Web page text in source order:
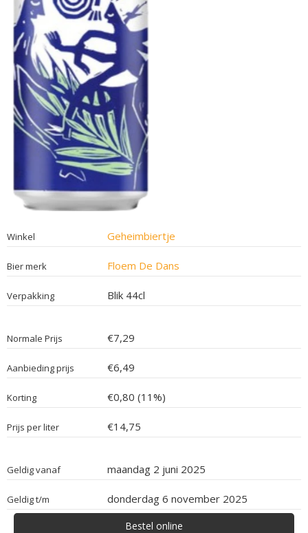
Winkel Geheimbiertje
Bier merk Floem De Dans
Verpakking Blik 44cl
Normale Prijs €7,29
Aanbieding prijs €6,49
Korting €0,80 (11%)
Prijs per liter €14,75
Geldig vanaf maandag 2 juni 2025
Geldig t/m donderdag 6 november 2025
Bestel online